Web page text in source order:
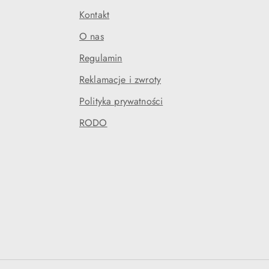
Kontakt
O nas
Regulamin
Reklamacje i zwroty
Polityka prywatności
RODO